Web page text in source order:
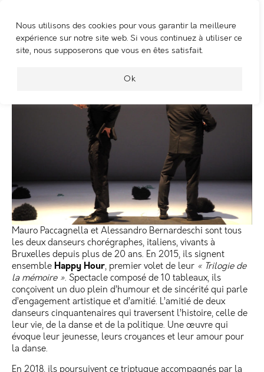
Nous utilisons des cookies pour vous garantir la meilleure
expérience sur notre site web. Si vous continuez à utiliser ce
site, nous supposerons que vous en êtes satisfait.
Ok
WOOSHING MACHINE
Mauro Paccagnella et Alessandro Bernardeschi sont tous
les deux danseurs chorégraphes, italiens, vivants à
Bruxelles depuis plus de 20 ans. En 2015, ils signent
ensemble Happy Hour, premier volet de leur « Trilogie de
la mémoire ». Spectacle composé de 10 tableaux, ils
conçoivent un duo plein d’humour et de sincérité qui parle
d’engagement artistique et d’amitié. L’amitié de deux
danseurs cinquantenaires qui traversent l’histoire, celle de
leur vie, de la danse et de la politique. Une œuvre qui
évoque leur jeunesse, leurs croyances et leur amour pour
la danse.
En 2018, ils poursuivent ce triptyque accompagnés par la